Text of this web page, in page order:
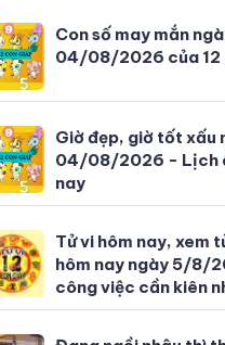
NHẤT
04/08/2026 của 12
Giờ đẹp, giờ tốt xấu
04/08/2026 - Lịch
nay
Tử vi hôm nay, xem
hôm nay ngày 5/8/
công việc cần kiên